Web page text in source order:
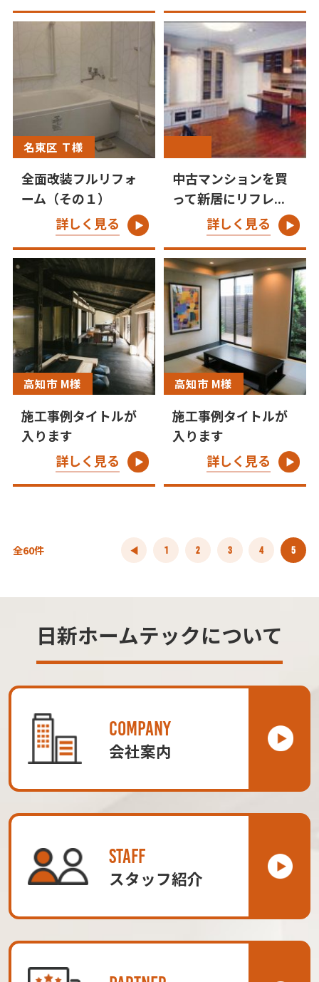
名東区 Ｔ様
全面改装フルリフォ
ーム（その１）
詳しく見る
中古マンションを買
って新居にリフレ...
詳しく見る
高知市 M様
施工事例タイトルが
入ります
詳しく見る
高知市 M様
施工事例タイトルが
入ります
詳しく見る
全60件 1 2 3 4 5
日新ホームテックについて
COMPANY
会社案内
STAFF
スタッフ紹介